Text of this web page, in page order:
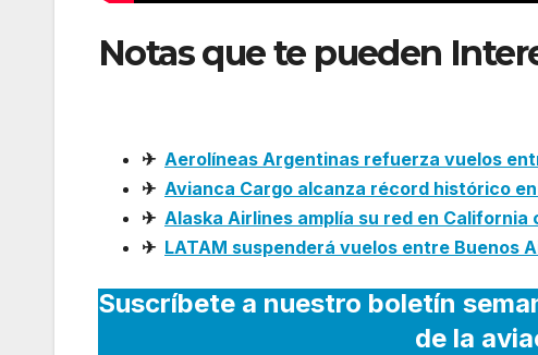
Notas que te pueden
✈ Aerolíneas Argentinas refuerza vuelos
✈ Avianca Cargo alcanza récord histórico
✈ Alaska Airlines amplía su red en
✈ LATAM suspenderá vuelos entre Buenos
Suscríbete a nuestro boletín
de la